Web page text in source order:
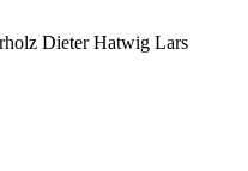
Dieter Hatwig Lars